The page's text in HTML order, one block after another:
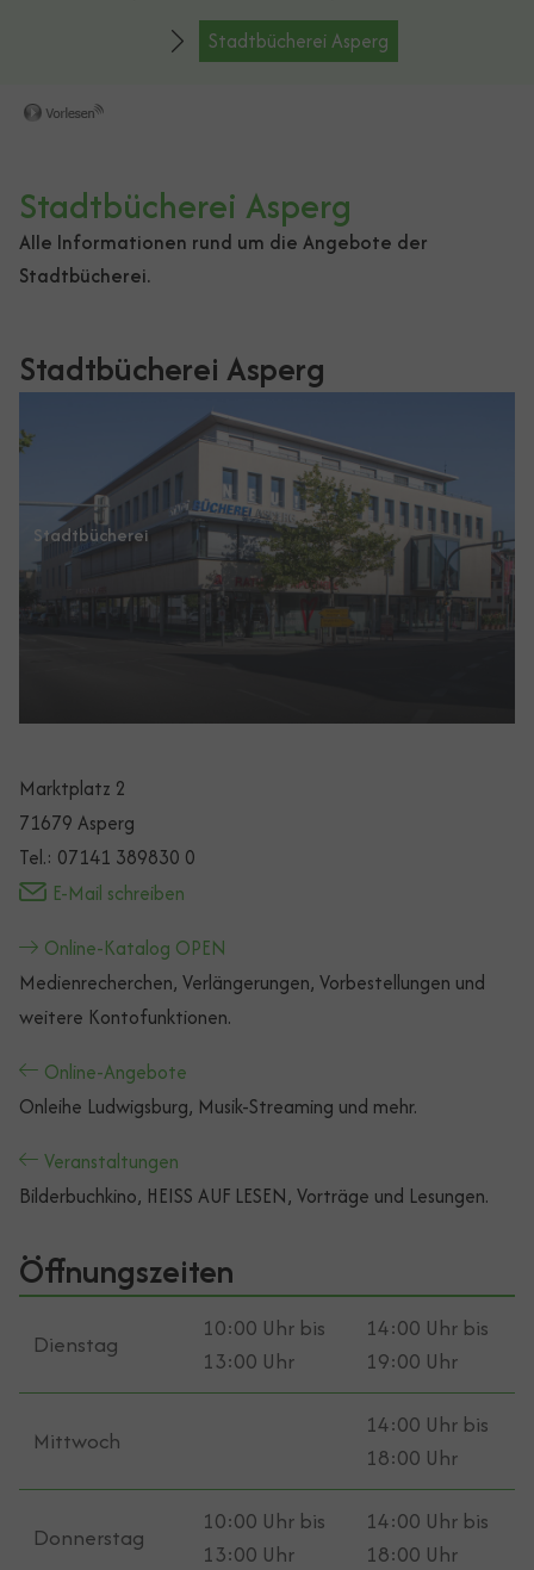
Stadtbücherei Asperg
Stadtbücherei Asperg
Alle Informationen rund um die Angebote der
Stadtbücherei.
Stadtbücherei Asperg
Show larger version for:
Stadtbücherei
Marktplatz 2
71679 Asperg
Tel.: 07141 389830 0
E-Mail schreiben
Online-Katalog OPEN
Medienrecherchen, Verlängerungen, Vorbestellungen und
weitere Kontofunktionen.
Online-Angebote
Onleihe Ludwigsburg, Musik-Streaming und mehr.
Veranstaltungen
Bilderbuchkino, HEISS AUF LESEN, Vorträge und Lesungen.
Öffnungszeiten
Dienstag
10:00 Uhr bis
13:00 Uhr
14:00 Uhr bis
19:00 Uhr
Mittwoch
14:00 Uhr bis
18:00 Uhr
Donnerstag
10:00 Uhr bis
13:00 Uhr
14:00 Uhr bis
18:00 Uhr